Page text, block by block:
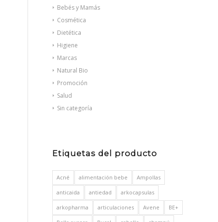
Bebés y Mamás
Cosmética
Dietética
Higiene
Marcas
Natural Bio
Promoción
Salud
Sin categoría
Etiquetas del producto
Acné alimentación bebe Ampollas
anticaida antiedad arkocapsulas
arkopharma articulaciones Avene BE+